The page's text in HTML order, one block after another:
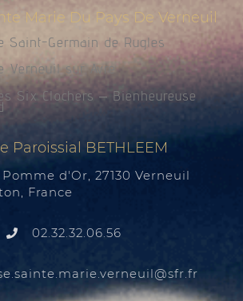
Marie Du Pays De Verneuil
Saint-Germain de Rugles
Verneuil sur Avre
Six Clochers – Bienheureuse
Paroissial BETHLEEM
d'Or, 27130 Verneuil
France
02.32.32.06.56
rf.rfs